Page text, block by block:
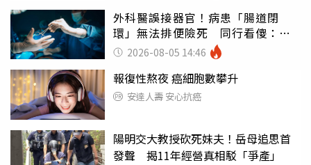
外科醫誤接器官！病患「腸道閉
環」無法排便險死 同行看傻：糟
糕至極
2026-08-05 14:46
報復性熬夜 癌細胞數攀升
安達人壽 安心抗癌
陽明交大教授砍死妹夫！岳母追思首
發聲 揭11年經營真相駁「爭產」